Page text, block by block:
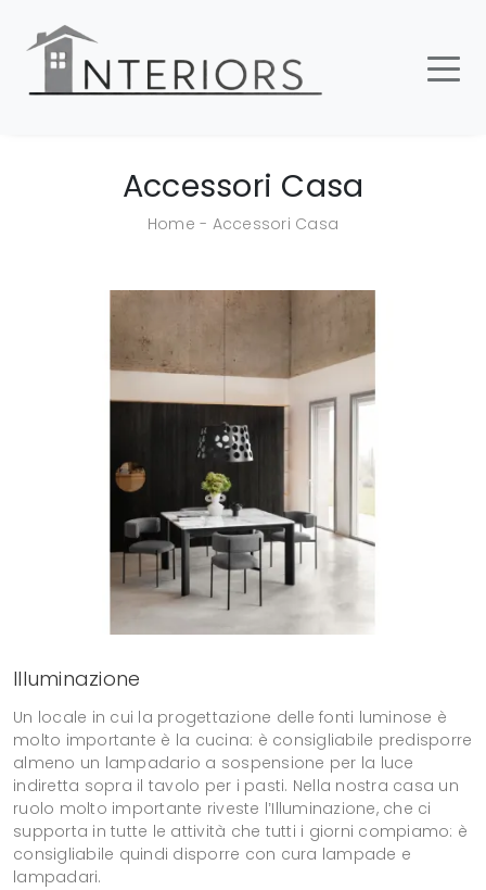
Accessori Casa
Home - Accessori Casa
Illuminazione
Un locale in cui la progettazione delle fonti luminose è
molto importante è la cucina: è consigliabile predisporre
almeno un lampadario a sospensione per la luce
indiretta sopra il tavolo per i pasti. Nella nostra casa un
ruolo molto importante riveste l’Illuminazione, che ci
supporta in tutte le attività che tutti i giorni compiamo: è
consigliabile quindi disporre con cura lampade e
lampadari.